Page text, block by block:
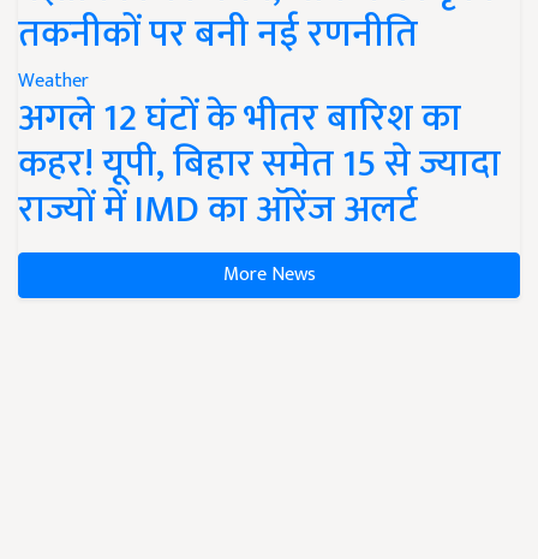
तकनीकों पर बनी नई रणनीति
Weather
अगले 12 घंटों के भीतर बारिश का
कहर! यूपी, बिहार समेत 15 से ज्यादा
राज्यों में IMD का ऑरेंज अलर्ट
More News